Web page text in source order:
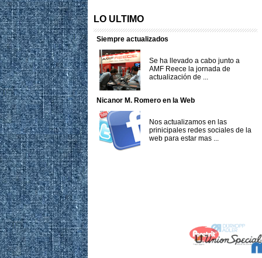
LO ULTIMO
Siempre actualizados
Se ha llevado a cabo junto a
AMF Reece la jornada de
actualización de ...
Nicanor M. Romero en la Web
Nos actualizamos en las
prinicipales redes sociales de la
web para estar mas ...